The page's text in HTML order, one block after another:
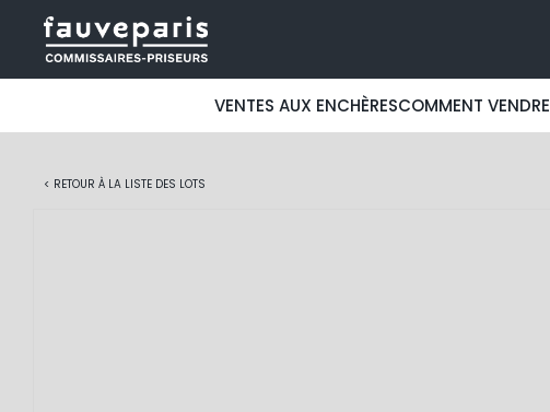
VENTES AUX ENCHÈRESCOMMENT VENDRE
< RETOUR À LA LISTE DES LOTS